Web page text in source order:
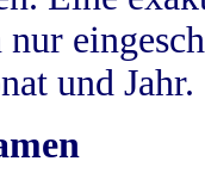
nur
und Jahr.